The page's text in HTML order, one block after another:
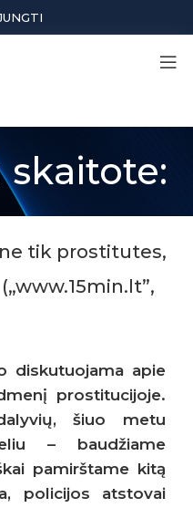
tik prostitutes,
diskutuojama apie
prostitucijoje.
šiuo metu
– baudžiame
pamirštame kitą
policijos atstovai